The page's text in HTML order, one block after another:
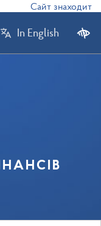
Сайт
In English